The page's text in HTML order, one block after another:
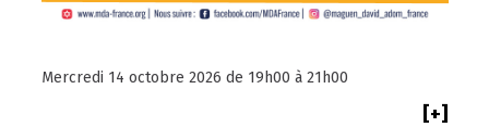
Mercredi 14 octobre 2026 de 19h00 à 21h00
[+]